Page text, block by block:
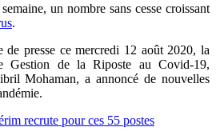
un nombre sans cesse croissant
.
de presse ce mercredi 12 août 2020, la
Gestion de la Riposte au Covid-19,
Mohaman, a annoncé de nouvelles
recrute pour ces 55 postes